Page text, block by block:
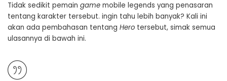
Tidak sedikit pemain game mobile legends yang penasaran
tentang karakter tersebut. ingin tahu lebih banyak? Kali ini
akan ada pembahasan tentang Hero tersebut, simak semua
ulasannya di bawah ini.